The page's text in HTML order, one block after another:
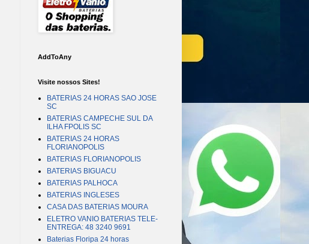
AddToAny
Visite nossos Sites!
BATERIAS 24 HORAS SAO JOSE
SC
BATERIAS CAMPECHE SUL DA
ILHA FPOLIS SC
BATERIAS 24 HORAS
FLORIANOPOLIS
BATERIAS FLORIANOPOLIS
BATERIAS BIGUACU
BATERIAS PALHOCA
BATERIAS INGLESES
CASA DAS BATERIAS MOURA
ELETRO VANIO BATERIAS TELE-
ENTREGA: 48 3240 9691
Baterias Floripa 24 horas